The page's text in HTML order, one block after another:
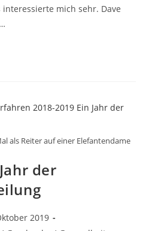
mich sehr. Dave
als Reiter auf einer Elefantendame
der
2019